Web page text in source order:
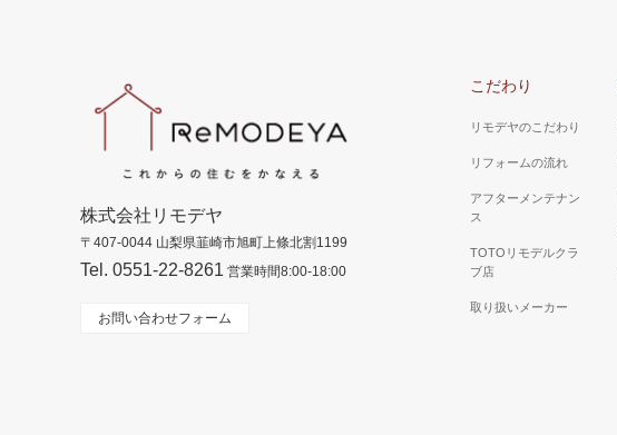
こだわり
リモデヤのこだわり
リフォームの流れ
アフターメンテナン
ス
TOTOリモデルクラ
ブ店
取り扱いメーカー
株式会社リモデヤ
〒407-0044 山梨県韮崎市旭町上條北割1199
Tel. 0551-22-8261 営業時間8:00-18:00
お問い合わせフォーム